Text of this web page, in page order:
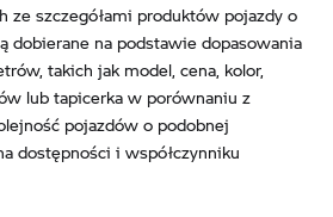
ze szczegółami produktów pojazdy o
dobierane na podstawie dopasowania
takich jak model, cena, kolor,
lub tapicerka w porównaniu z
pojazdów o podobnej
dostępności i współczynniku